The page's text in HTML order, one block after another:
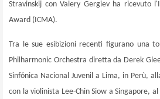
Stravinskij con Valery Gergiev ha ricevuto
Award (ICMA).
Tra le sue esibizioni recenti figurano una
Philharmonic Orchestra diretta da Derek
Sinfónica Nacional Juvenil a Lima, in Perù,
con la violinista Lee-Chin Siow a Singapore,